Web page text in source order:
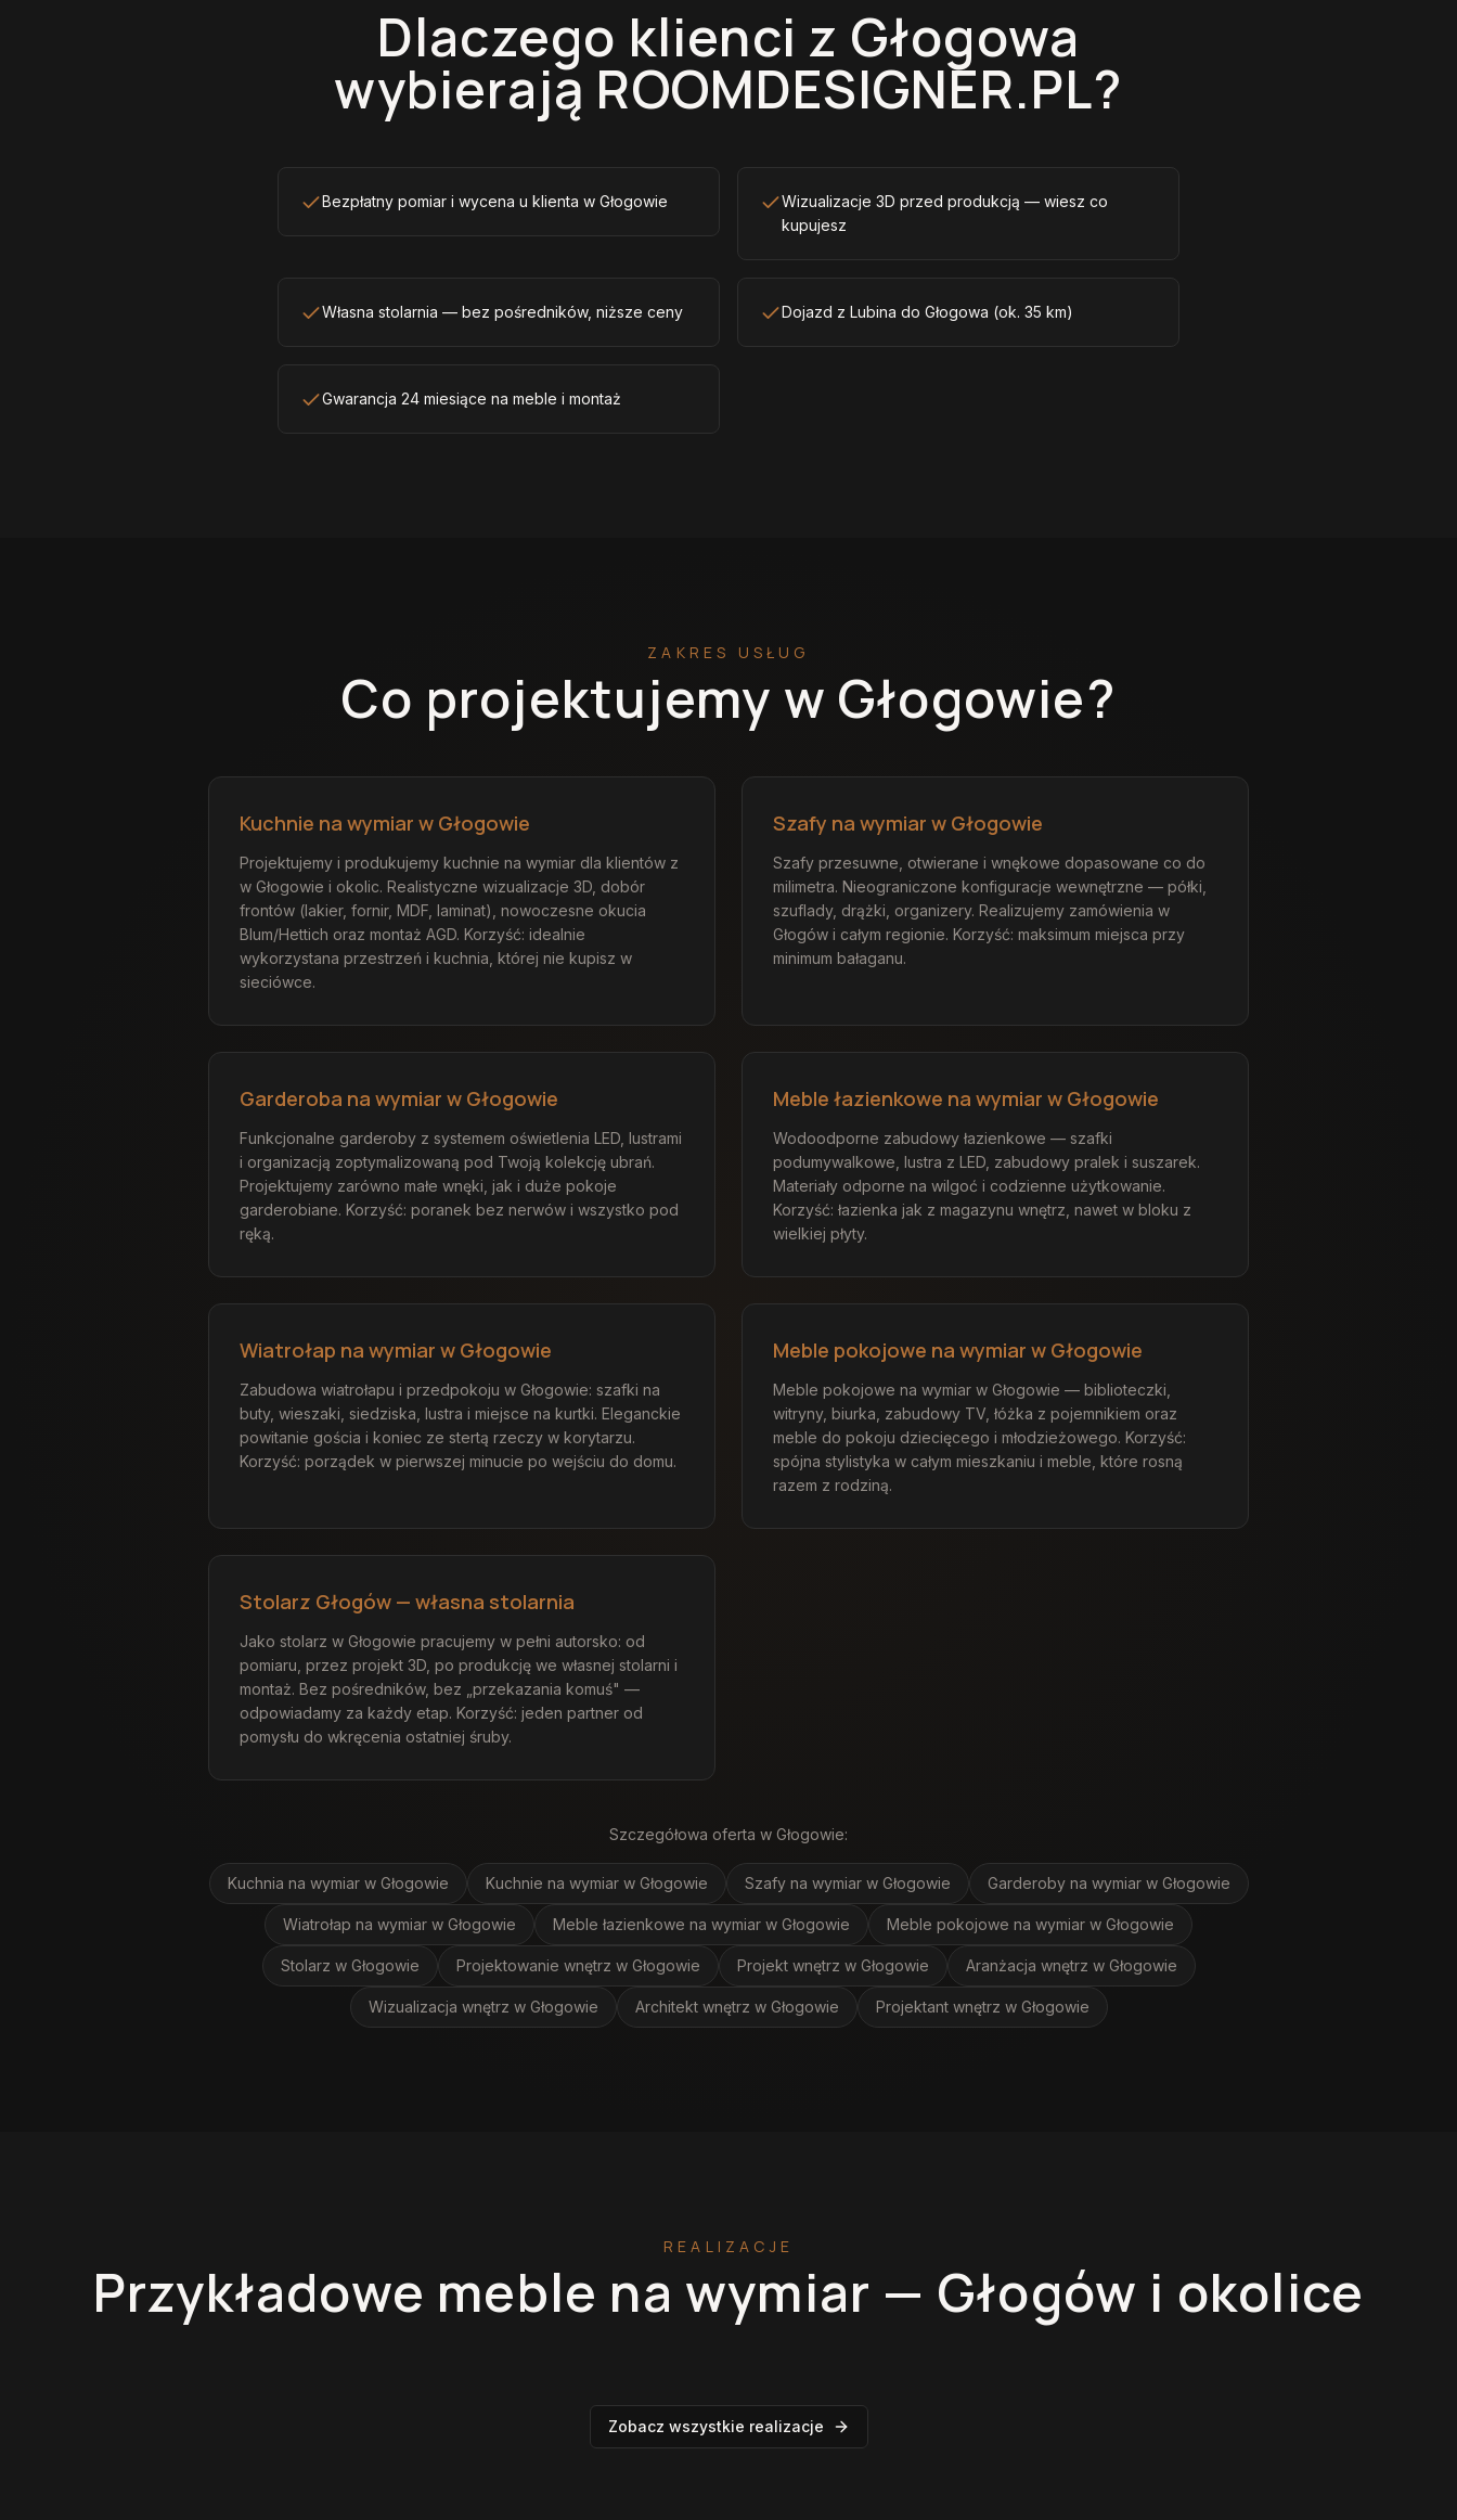
Dlaczego klienci z Głogowa
wybierają ROOMDESIGNER.PL?
Bezpłatny pomiar i wycena u klienta w Głogowie
Wizualizacje 3D przed produkcją — wiesz co
kupujesz
Własna stolarnia — bez pośredników, niższe ceny Dojazd z Lubina do Głogowa (ok. 35 km)
Gwarancja 24 miesiące na meble i montaż
ZAKRES USŁUG
Co projektujemy w Głogowie?
Kuchnie na wymiar w Głogowie
Projektujemy i produkujemy kuchnie na wymiar dla klientów z
w Głogowie i okolic. Realistyczne wizualizacje 3D, dobór
frontów (lakier, fornir, MDF, laminat), nowoczesne okucia
Blum/Hettich oraz montaż AGD. Korzyść: idealnie
wykorzystana przestrzeń i kuchnia, której nie kupisz w
sieciówce.
Szafy na wymiar w Głogowie
Szafy przesuwne, otwierane i wnękowe dopasowane co do
milimetra. Nieograniczone konfiguracje wewnętrzne — półki,
szuflady, drążki, organizery. Realizujemy zamówienia w
Głogów i całym regionie. Korzyść: maksimum miejsca przy
minimum bałaganu.
Garderoba na wymiar w Głogowie
Funkcjonalne garderoby z systemem oświetlenia LED, lustrami
i organizacją zoptymalizowaną pod Twoją kolekcję ubrań.
Projektujemy zarówno małe wnęki, jak i duże pokoje
garderobiane. Korzyść: poranek bez nerwów i wszystko pod
ręką.
Meble łazienkowe na wymiar w Głogowie
Wodoodporne zabudowy łazienkowe — szafki
podumywalkowe, lustra z LED, zabudowy pralek i suszarek.
Materiały odporne na wilgoć i codzienne użytkowanie.
Korzyść: łazienka jak z magazynu wnętrz, nawet w bloku z
wielkiej płyty.
Wiatrołap na wymiar w Głogowie
Zabudowa wiatrołapu i przedpokoju w Głogowie: szafki na
buty, wieszaki, siedziska, lustra i miejsce na kurtki. Eleganckie
powitanie gościa i koniec ze stertą rzeczy w korytarzu.
Korzyść: porządek w pierwszej minucie po wejściu do domu.
Meble pokojowe na wymiar w Głogowie
Meble pokojowe na wymiar w Głogowie — biblioteczki,
witryny, biurka, zabudowy TV, łóżka z pojemnikiem oraz
meble do pokoju dziecięcego i młodzieżowego. Korzyść:
spójna stylistyka w całym mieszkaniu i meble, które rosną
razem z rodziną.
Stolarz Głogów — własna stolarnia
Jako stolarz w Głogowie pracujemy w pełni autorsko: od
pomiaru, przez projekt 3D, po produkcję we własnej stolarni i
montaż. Bez pośredników, bez „przekazania komuś" —
odpowiadamy za każdy etap. Korzyść: jeden partner od
pomysłu do wkręcenia ostatniej śruby.
Szczegółowa oferta w Głogowie:
Kuchnia na wymiar w Głogowie Kuchnie na wymiar w Głogowie Szafy na wymiar w Głogowie Garderoby na wymiar w Głogowie
Wiatrołap na wymiar w Głogowie Meble łazienkowe na wymiar w Głogowie Meble pokojowe na wymiar w Głogowie
Stolarz w Głogowie Projektowanie wnętrz w Głogowie Projekt wnętrz w Głogowie Aranżacja wnętrz w Głogowie
Wizualizacja wnętrz w Głogowie Architekt wnętrz w Głogowie Projektant wnętrz w Głogowie
REALIZACJE
Przykładowe meble na wymiar — Głogów i okolice
Zobacz wszystkie realizacje